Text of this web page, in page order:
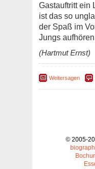
Gastauftritt ein
ist das so
der Spaß im
Jungs
(Hartmut Ernst)
Weitersagen
© 2005-
biograph